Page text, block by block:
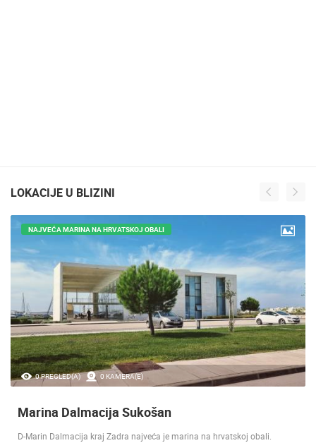
LOKACIJE U BLIZINI
0 PREGLED(A) 0 KAMERA(E)
NAJVEĆA MARINA NA HRVATSKOJ OBALI
Marina Dalmacija Sukošan
D-Marin Dalmacija kraj Zadra najveća je marina na hrvatskoj obali.